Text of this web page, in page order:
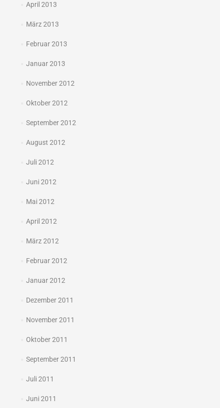
April 2013
März 2013
Februar 2013
Januar 2013
November 2012
Oktober 2012
September 2012
August 2012
Juli 2012
Juni 2012
Mai 2012
April 2012
März 2012
Februar 2012
Januar 2012
Dezember 2011
November 2011
Oktober 2011
September 2011
Juli 2011
Juni 2011